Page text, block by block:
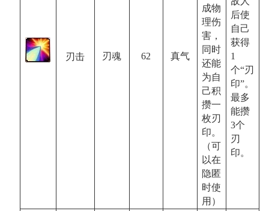
刃击 刃魂 62 真气
成物
理伤
害，
同时
还能
为自
己积
攒一
枚刃
印。
（可
以在
隐匿
时使
用）
后使
自己
获得
1
个“刃
印”。
最多
能攒
3个
刃
印。